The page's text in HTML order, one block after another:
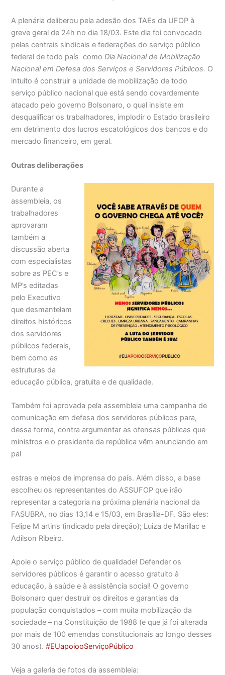
A plenária deliberou pela adesão dos TAEs da UFOP à
greve geral de 24h no dia 18/03. Este dia foi convocado
pelas centrais sindicais e federações do serviço público
federal de todo país comoDia Nacional de Mobilização
Nacional em Defesa dos Serviços e Servidores Públicos. O
intuito é construir a unidade de mobilização de todo
serviço público nacional que está sendo covardemente
atacado pelo governo Bolsonaro, o qual insiste em
desqualificar os trabalhadores, implodir o Estado brasileiro
em detrimento dos lucros escatológicos dos bancos e do
mercado financeiro, em geral.
Outras deliberações
Durante a
assembleia, os
trabalhadores
aprovaram
também a
discussão aberta
com especialistas
sobre as PEC’s e
MP’s editadas
pelo Executivo
que desmantelam
direitos históricos
dos servidores
públicos federais,
bem como as
estruturas da
educação pública, gratuita e de qualidade.
Também foi aprovada pela assembleia uma campanha de
comunicação em defesa dos servidores públicos para,
dessa forma, contra argumentar as ofensas públicas que
ministros e o presidente da república vêm anunciando em
pal
estras e meios de imprensa do país. Além disso, a base
escolheu os representantes do ASSUFOP que irão
representar a categoria na próxima plenária nacional da
FASUBRA, no dias 13,14 e 15/03, em Brasília-DF. São eles:
Felipe M artins (indicado pela direção); Luiza de Marillac e
Adilson Ribeiro.
Apoie o serviço público de qualidade! Defender os
servidores públicos é garantir o acesso gratuito à
educação, à saúde e à assistência social! O governo
Bolsonaro quer destruir os direitos e garantias da
população conquistados – com muita mobilização da
sociedade – na Constituição de 1988 (e que já foi alterada
por mais de 100 emendas constitucionais ao longo desses
30 anos).#EUapoiooServiçoPúblico
Veja a galeria de fotos da assembleia: